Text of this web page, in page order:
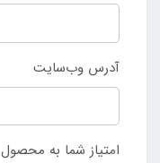
آدرس وب‌سایت
امتیاز شما به محصول